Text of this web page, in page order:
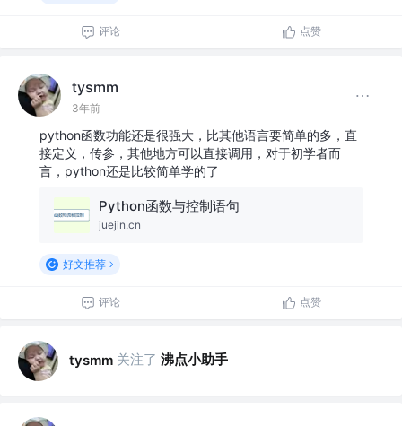
评论 点赞
tysmm
3年前
python函数功能还是很强大，比其他语言要简单的多，直
接定义，传参，其他地方可以直接调用，对于初学者而
言，python还是比较简单学的了
Python函数与控制语句
juejin.cn
好文推荐
评论 点赞
tysmm 关注了 沸点小助手